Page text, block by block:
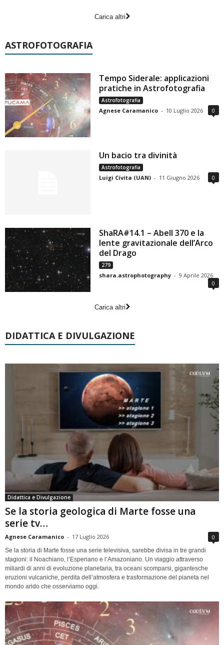
Carica altri
ASTROFOTOGRAFIA
Tempo Siderale: applicazioni
pratiche in Astrofotografia
Astrofotografia
Agnese Caramanico - 10 Luglio 2026 0
Un bacio tra divinità
Astrofotografia
Luigi Civita (UAN) - 11 Giugno 2026 0
ShaRA#14.1 – Abell 370 e la
lente gravitazionale dell’Arco
del Drago
279
shara.astrophotography - 9 Aprile 2026
0
Carica altri
DIDATTICA E DIVULGAZIONE
Didattica e Divulgazione
Se la storia geologica di Marte fosse una
serie tv…
Agnese Caramanico - 17 Luglio 2026 0
Se la storia di Marte fosse una serie televisiva, sarebbe divisa in tre grandi
stagioni: il Noachiano, l’Esperiano e l’Amazoniano. Un viaggio attraverso
miliardi di anni di evoluzione planetaria, tra oceani scomparsi, gigantesche
eruzioni vulcaniche, perdita dell’atmosfera e trasformazione del pianeta nel
mondo arido che osserviamo oggi.